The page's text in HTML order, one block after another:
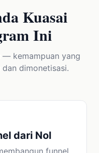
Kuasai
Ini
— kemampuan yang
dimonetisasi.
dari Nol
funnel